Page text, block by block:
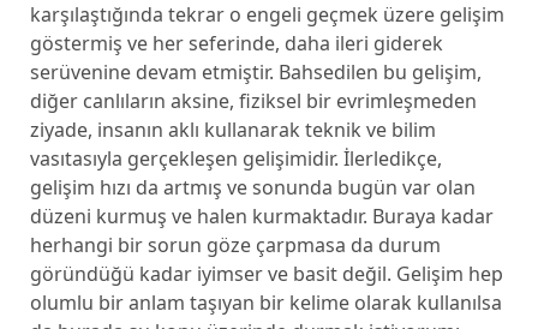
karşılaştığında tekrar o engeli geçmek üzere gelişim
göstermiş ve her seferinde, daha ileri giderek
serüvenine devam etmiştir. Bahsedilen bu gelişim,
diğer canlıların aksine, fiziksel bir evrimleşmeden
ziyade, insanın aklı kullanarak teknik ve bilim
vasıtasıyla gerçekleşen gelişimidir. İlerledikçe,
gelişim hızı da artmış ve sonunda bugün var olan
düzeni kurmuş ve halen kurmaktadır. Buraya kadar
herhangi bir sorun göze çarpmasa da durum
göründüğü kadar iyimser ve basit değil. Gelişim hep
olumlu bir anlam taşıyan bir kelime olarak kullanılsa